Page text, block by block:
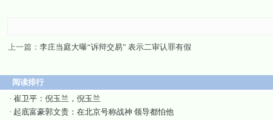
上一篇： 李庄当庭大曝“诉辩交易” 表示二审认罪有假
阅读排行
· 崔卫平：倪玉兰，倪玉兰
· 起底富豪郭文贵：在北京号称战神 领导都怕他